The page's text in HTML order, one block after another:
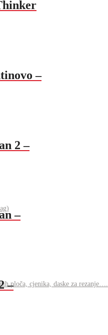
ploča, cjenika, daske za rezanje….
–
2 –
–
–